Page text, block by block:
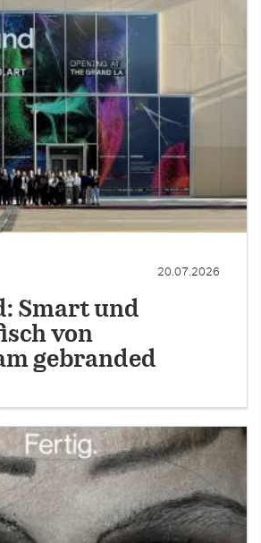
20.07.2026
Smart und
von
gebranded